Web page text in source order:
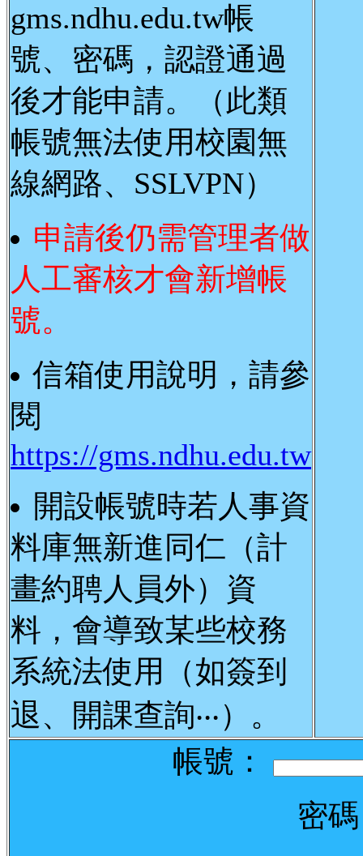
gms.ndhu.edu.tw帳
號、密碼，認證通過
後才能申請。（此類
帳號無法使用校園無
線網路、SSLVPN）
申請後仍需管理者做
人工審核才會新增帳
號。
信箱使用說明，請參
閱
https://gms.ndhu.edu.tw
開設帳號時若人事資
料庫無新進同仁（計
畫約聘人員外）資
料，會導致某些校務
系統法使用（如簽到
退、開課查詢‧‧‧）。
帳號：
密